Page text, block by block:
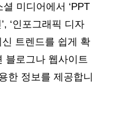
미디어에서 ‘PPT
‘인포그래픽 디자
신 트렌드를 쉽게 확
블로그나 웹사이트
한 정보를 제공합니